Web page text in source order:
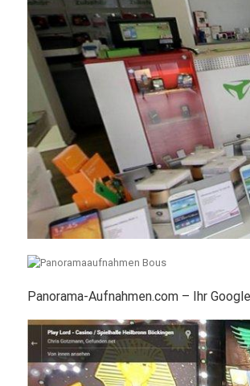
Panorama-Aufnahmen.com – Ihr